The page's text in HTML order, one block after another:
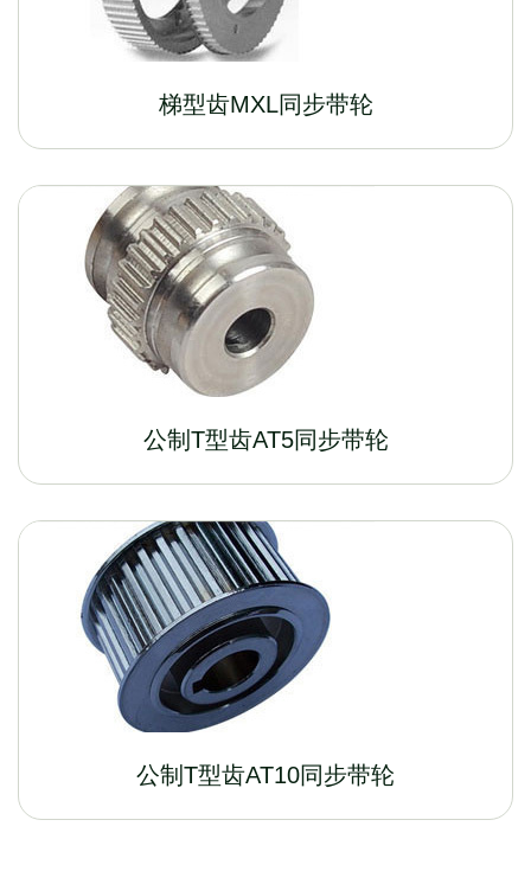
梯型齿MXL同步带轮
公制T型齿AT5同步带轮
公制T型齿AT10同步带轮